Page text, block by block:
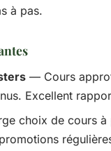
à pas.
— Cours
Excellent
choix de cours à